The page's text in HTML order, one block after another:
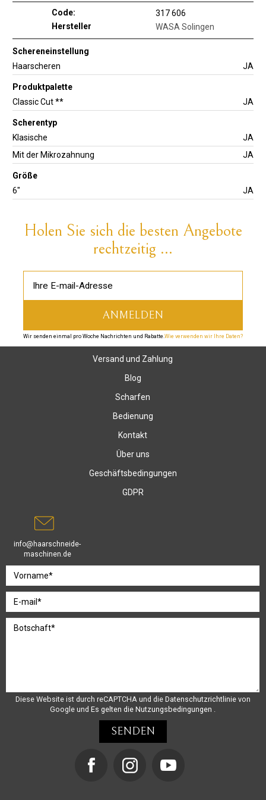
Code:
317 606
Hersteller
WASA Solingen
Schereneinstellung
Haarscheren
JA
Produktpalette
Classic Cut **
JA
Scherentyp
Klasische
JA
Mit der Mikrozahnung
JA
Größe
6"
JA
Holen Sie sich die besten Angebote
rechtzeitig ...
Wir senden einmal pro Woche Nachrichten und Rabatte. Wie verwenden wir Ihre Daten?
Versand und Zahlung
Blog
Scharfen
Bedienung
Kontakt
Über uns
Geschäftsbedingungen
GDPR
info@haarschneide-
maschinen.de
Diese Website ist durch reCAPTCHA und die Datenschutzrichtlinie von
Google und Es gelten die Nutzungsbedingungen